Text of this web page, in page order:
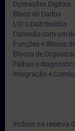
Operações Digitais
Bloco de Dados
I/O´s Distribuídos
Conexão com um
Funções e Blocos
Blocos de
Falhas e
Integração e
Incluso na reserva